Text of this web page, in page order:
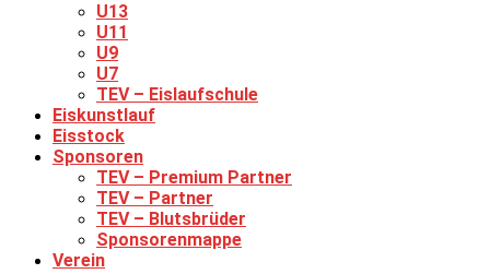
U13
U11
U9
U7
TEV – Eislaufschule
Eiskunstlauf
Eisstock
Sponsoren
TEV – Premium Partner
TEV – Partner
TEV – Blutsbrüder
Sponsorenmappe
Verein